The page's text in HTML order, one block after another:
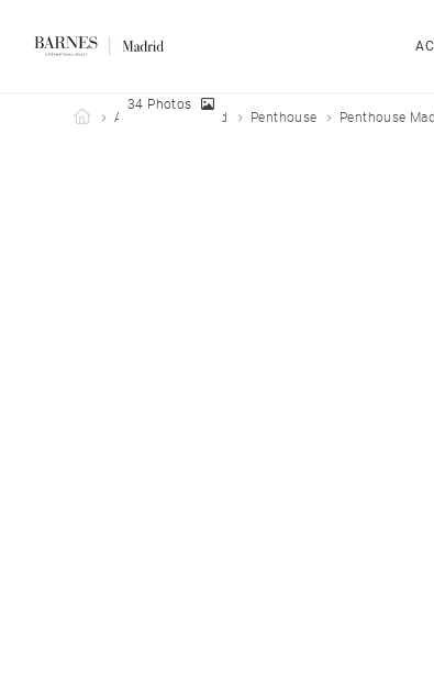
Barnes Madrid
Acheter Madrid Penthouse Penthouse
34 Photos